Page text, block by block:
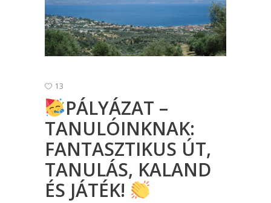
13
PÁLYÁZAT –
TANULÓINKNAK:
FANTASZTIKUS ÚT,
TANULÁS, KALAND
ÉS JÁTÉK!